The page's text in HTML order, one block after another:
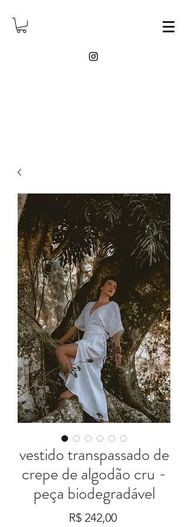
vestido transpassado de
crepe de algodão cru -
peça biodegradável
R$ 242,00Preço